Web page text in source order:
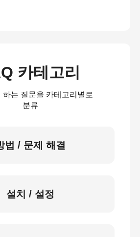
카테고리
하는 질문을 카테고리별로
분류
법 / 문제 해결
설치 / 설정